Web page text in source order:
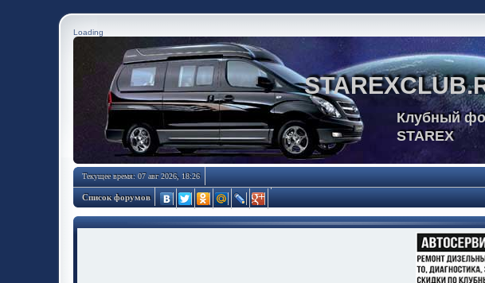
Loading
Клубный
STAREX
Текущее время: 07 авг 2026, 18:26
Список форумов